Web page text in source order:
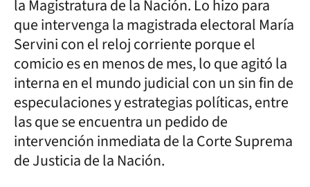
la Magistratura de la Nación. Lo hizo para
que intervenga la magistrada electoral María
Servini con el reloj corriente porque el
comicio es en menos de mes, lo que agitó la
interna en el mundo judicial con un sin fin de
especulaciones y estrategias políticas, entre
las que se encuentra un pedido de
intervención inmediata de la Corte Suprema
de Justicia de la Nación.